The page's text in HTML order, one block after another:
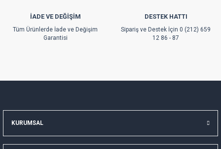
İADE VE DEĞİŞİM
Tüm Ürünlerde İade ve Değişim
Garantisi
DESTEK HATTI
Sipariş ve Destek İçin 0 (212) 659
12 86 - 87
KURUMSAL